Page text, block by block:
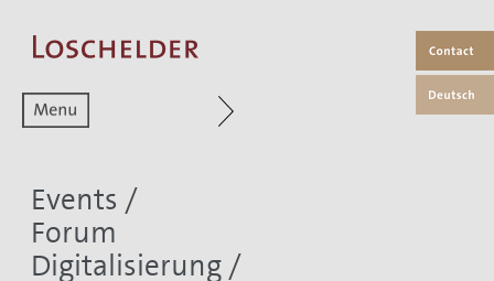
Zum aktuellen Menüpunkt
Events /
Forum
Digitalisierung /